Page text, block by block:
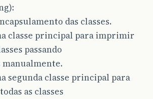
das classes.
classe principal para imprimir
passando
manualmente.
segunda classe principal para
as classes